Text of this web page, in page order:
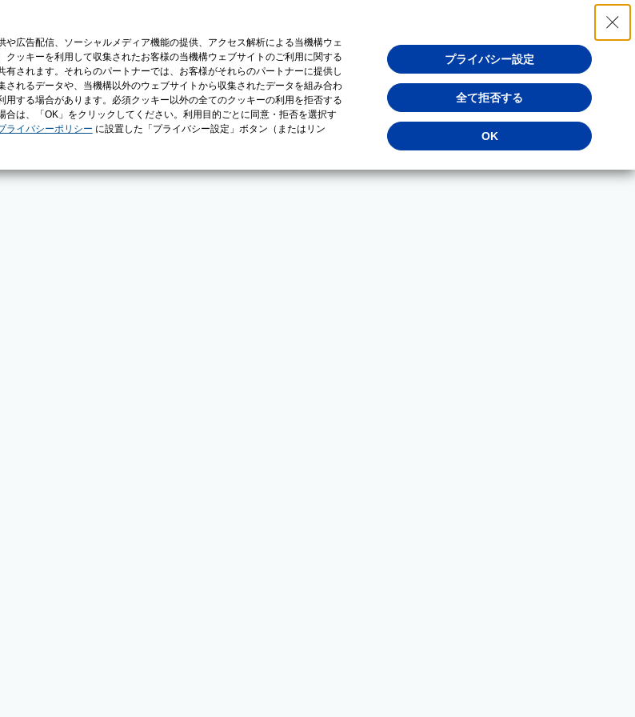
広告配信、ソーシャルメディア機能の提供、アクセス解析による当機構ウェ
ッキーを利用して収集されたお客様の当機構ウェブサイトのご利用に関する
されます。それらのパートナーでは、お客様がそれらのパートナーに提供し
れるデータや、当機構以外のウェブサイトから収集されたデータを組み合わ
する場合があります。必須クッキー以外の全てのクッキーの利用を拒否する
は、「OK」をクリックしてください。利用目的ごとに同意・拒否を選択す
ライバシーポリシー に設置した「プライバシー設定」ボタン（またはリン
プライバシー設定
全て拒否する
OK